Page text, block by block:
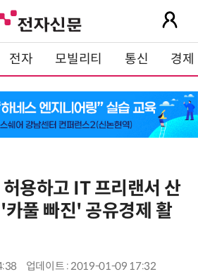
전자 모빌리티 통신 경제
용하고 IT 프리랜서 산
풀 빠진' 공유경제 활
업데이트 : 2019-01-09 17:32